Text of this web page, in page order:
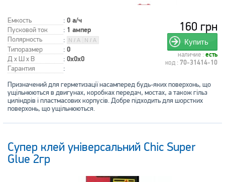
Емкость : 0 а/ч
Пусковой ток : 1 ампер
Полярность
:
Типоразмер
: 0
Д x Ш x В : 0x0x0
Гарантия :
160 грн
Купить
наличие : есть
код : 70-31414-10
Призначений для герметизації насамперед будь-яких поверхонь, що
ущільнюються в двигунах, коробках передач, мостах, а також гільз
циліндрів і пластмасових корпусів. Добре підходить для шорстких
поверхонь, що ущільнюються.
Супер клей універсальний Chic Super
Glue 2гр